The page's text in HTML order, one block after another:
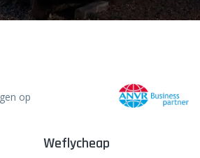
op
Weflycheap